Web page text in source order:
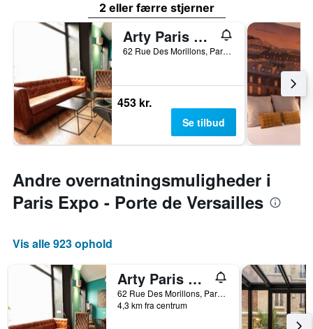
2 eller færre stjerner
Arty Paris Porte de Versailles by Hiphophostels
62 Rue Des Morillons, Paris, Frankrig
453 kr.
Se tilbud
Andre overnatningsmuligheder i
Paris Expo - Porte de Versailles
Vis alle 923 ophold
Arty Paris Porte de Versailles by Hiphophostels
62 Rue Des Morillons, Paris, Frankrig
4,3 km fra centrum